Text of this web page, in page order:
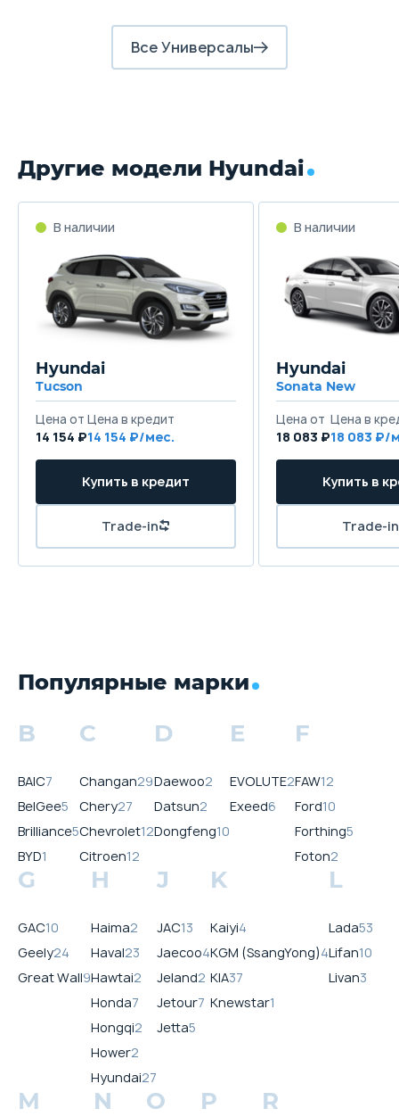
Все Универсалы
Другие модели Hyundai
В наличии
Hyundai
Tucson
Цена от
14 154 ₽
Цена в кредит
14 154 ₽/мес.
Купить в кредит
Trade-in
В наличии
Hyundai
Sonata New
Цена от
18 083 ₽
Цена в
18 083 ₽/
Купить в
Trade-in
Популярные марки
B
BAIC7
BelGee5
Brilliance5
BYD1
C
Changan29
Chery27
Chevrolet12
Citroen12
D
Daewoo2
Datsun2
Dongfeng10
E
EVOLUTE2
Exeed6
F
FAW12
Ford10
Forthing5
Foton2
G
GAC10
Geely24
Great Wall9
H
Haima2
Haval23
Hawtai2
Honda7
Hongqi2
Hower2
Hyundai27
J
JAC13
Jaecoo4
Jeland2
Jetour7
Jetta5
K
Kaiyi4
KGM (SsangYong)4
KIA37
Knewstar1
L
Lada53
Lifan10
Livan3
M N O P R